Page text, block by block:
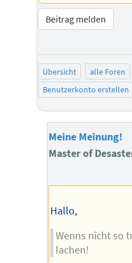
Beitrag melden
Übersicht alle Foren
Benutzerkonto erstellen
Meine Meinung!
Master of
Hallo,
Wenns nicht so
lachen!